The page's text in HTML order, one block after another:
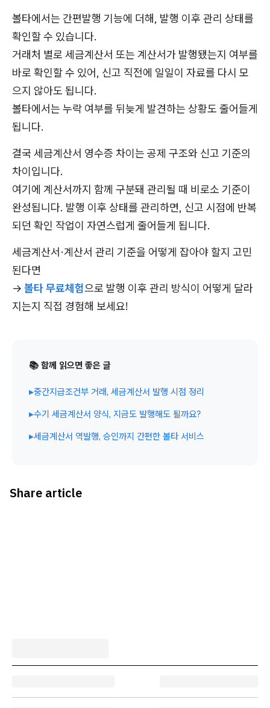
볼타에서는 간편발행 기능에 더해, 발행 이후 관리 상태를
확인할 수 있습니다.
거래처 별로 세금계산서 또는 계산서가 발행됐는지 여부를
바로 확인할 수 있어, 신고 직전에 일일이 자료를 다시 모
으지 않아도 됩니다.
볼타에서는 누락 여부를 뒤늦게 발견하는 상황도 줄어들게
됩니다.
결국 세금계산서 영수증 차이는 공제 구조와 신고 기준의
차이입니다.
여기에 계산서까지 함께 구분돼 관리될 때 비로소 기준이
완성됩니다. 발행 이후 상태를 관리하면, 신고 시점에 반복
되던 확인 작업이 자연스럽게 줄어들게 됩니다.
세금계산서·계산서 관리 기준을 어떻게 잡아야 할지 고민
된다면
→ 볼타 무료체험으로 발행 이후 관리 방식이 어떻게 달라
지는지 직접 경험해 보세요!
📚 함께 읽으면 좋은 글
▸중간지급조건부 거래, 세금계산서 발행 시점 정리
▸수기 세금계산서 양식, 지금도 발행해도 될까요?
▸세금계산서 역발행, 승인까지 간편한 볼타 서비스
Share article